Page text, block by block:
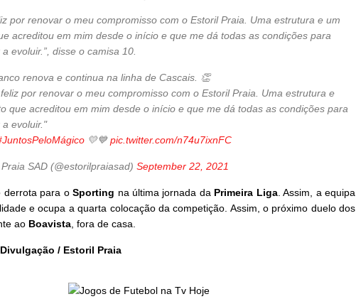
por renovar o meu compromisso com o Estoril Praia. Uma estrutura e um
acreditou em mim desde o início e que me dá todas as condições para
evoluir.”, disse o camisa 10.
renova e continua na linha de Cascais. 👏
feliz por renovar o meu compromisso com o Estoril Praia. Uma estrutura e
que acreditou em mim desde o início e que me dá todas as condições para
evoluir."
💛💙pic.twitter.com/n74u7ixnFC
SAD (@estorilpraiasad) September 22, 2021
derrota para oSporting na última jornada da Primeira Liga. Assim, a equipa
e ocupa a quarta colocação da competição. Assim, o próximo duelo dos
ao Boavista , fora de casa.
/ Estoril Praia